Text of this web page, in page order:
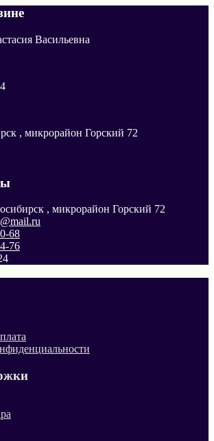
Васильевна
, микрорайон Горский 72
, микрорайон Горский 72
68
76